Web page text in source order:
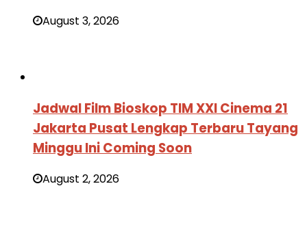
August 3, 2026
Jadwal Film Bioskop TIM XXI Cinema 21
Jakarta Pusat Lengkap Terbaru Tayang
Minggu Ini Coming Soon
August 2, 2026